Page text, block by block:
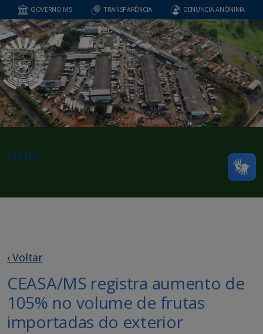
GOVERNO MS TRANSPARÊNCIA DENUNCIA ANÔNIMA
MENU
‹ Voltar
CEASA/MS registra aumento de
105% no volume de frutas
importadas do exterior